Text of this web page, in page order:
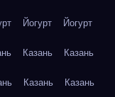
Йогурт Йогурт
Казань Казань
Казань Казань